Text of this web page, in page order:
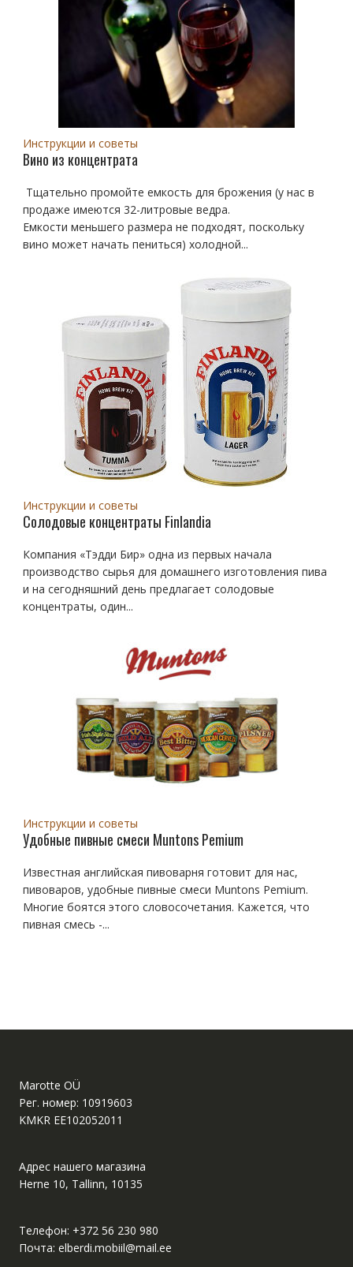
Инструкции и советы
Вино из концентрата
Тщательно промойте емкость для брожения (у нас в
продаже имеются 32-литровые ведра.
Емкости меньшего размера не подходят, поскольку
вино может начать пениться) холодной...
Инструкции и советы
Солодовые концентраты Finlandia
Компания «Тэдди Бир» одна из первых начала
производство сырья для домашнего изготовления пива
и на сегодняшний день предлагает солодовые
концентраты, один...
Инструкции и советы
Удобные пивные смеси Muntons Pemium
Известная английская пивоварня готовит для нас,
пивоваров, удобные пивные смеси Muntons Pemium.
Многие боятся этого словосочетания. Кажется, что
пивная смесь -...
Marotte OÜ
Рег. номер: 10919603
KMKR EE102052011
Адрес нашего магазина
Herne 10, Tallinn, 10135
Телефон: +372 56 230 980
Почта: elberdi.mobiil@mail.ee